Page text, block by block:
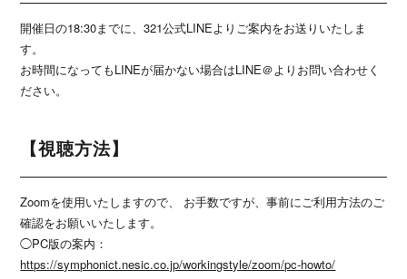
開催日の18:30までに、321公式LINEよりご案内をお送りいたしま
す。
お時間になってもLINEが届かない場合はLINE＠よりお問い合わせく
ださい。
【視聴方法】
Zoomを使用いたしますので、 お手数ですが、事前にご利用方法のご
確認をお願いいたします。
◯PC版の案内：
https://symphonict.nesic.co.jp/workingstyle/zoom/pc-howto/